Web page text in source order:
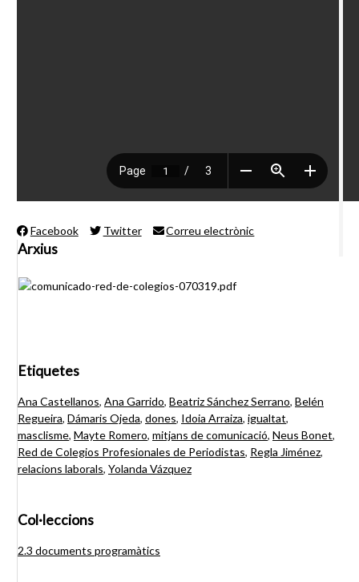
Facebook Twitter Correu electrònic
Arxius
Etiquetes
Ana Castellanos, Ana Garrido, Beatriz Sánchez Serrano, Belén
Regueira, Dámaris Ojeda, dones, Idoia Arraiza, igualtat,
masclisme, Mayte Romero, mitjans de comunicació, Neus Bonet,
Red de Colegios Profesionales de Periodistas, Regla Jiménez,
relacions laborals, Yolanda Vázquez
Col·leccions
2.3 documents programàtics